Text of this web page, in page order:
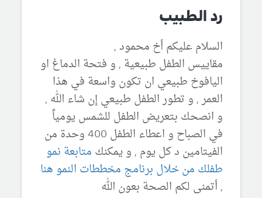
رد الطبيب
السلام عليكم أخ محمود ,
مقاييس الطفل طبيعية , و فتحة الدماغ او
اليافوخ طبيعي ان تكون واسعة في هذا
العمر , و تطور الطفل طبيعي إن شاء الله ,
و انصحك بتعريض الطفل للشمس يومياً
في الصباح و اعطاء الطفل 400 وحدة من
الفيتامين د كل يوم , و يمكنك متابعة نمو
طفلك من خلال برنامج مخططات النمو هنا
, أتمنى لكم الصحة بعون الله